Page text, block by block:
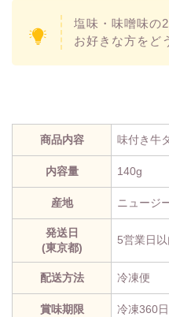
塩味・味噌味の
お好きな方をど
商品内容 味付き牛
内容量 140g
産地 ニュージ
発送日
(東京都)
5営業日以
配送方法 冷凍便
賞味期限 冷凍360日